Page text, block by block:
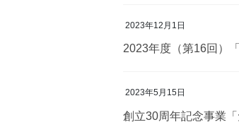
2023年12月1日
2023年度（第16回）
2023年5月15日
創立30周年記念事業